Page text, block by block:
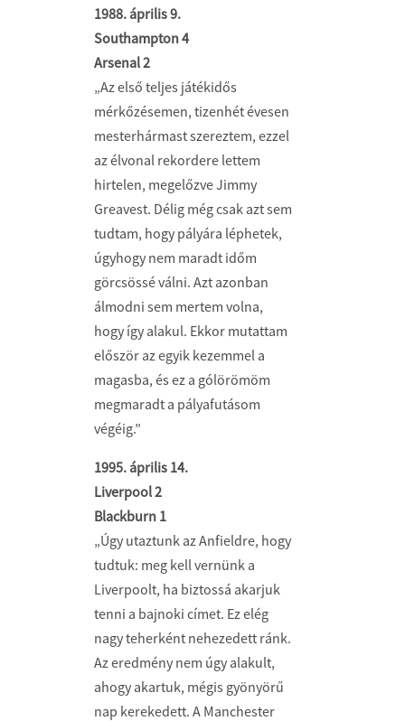
1988. április 9.
Southampton 4
Arsenal 2
„Az első teljes játékidős
mérkőzésemen, tizenhét évesen
mesterhármast szereztem, ezzel
az élvonal rekordere lettem
hirtelen, megelőzve Jimmy
Greavest. Délig még csak azt sem
tudtam, hogy pályára léphetek,
úgyhogy nem maradt időm
görcsössé válni. Azt azonban
álmodni sem mertem volna,
hogy így alakul. Ekkor mutattam
először az egyik kezemmel a
magasba, és ez a gólörömöm
megmaradt a pályafutásom
végéig.”
1995. április 14.
Liverpool 2
Blackburn 1
„Úgy utaztunk az Anfieldre, hogy
tudtuk: meg kell vernünk a
Liverpoolt, ha biztossá akarjuk
tenni a bajnoki címet. Ez elég
nagy teherként nehezedett ránk.
Az eredmény nem úgy alakult,
ahogy akartuk, mégis gyönyörű
nap kerekedett. A Manchester